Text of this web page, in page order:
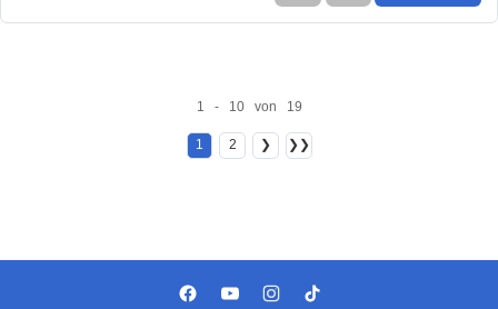
1 - 10 von 19
1 2 ❯ ❯❯